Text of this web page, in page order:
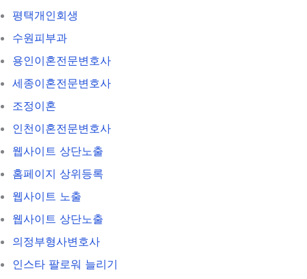
평택개인회생
수원피부과
용인이혼전문변호사
세종이혼전문변호사
조정이혼
인천이혼전문변호사
웹사이트 상단노출
홈페이지 상위등록
웹사이트 노출
웹사이트 상단노출
의정부형사변호사
인스타 팔로워 늘리기